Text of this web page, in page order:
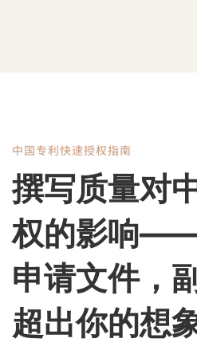
撰
写
质
量
中国专利快速授权指南
撰写质量对
权的影响
申请文件，
超出你的想